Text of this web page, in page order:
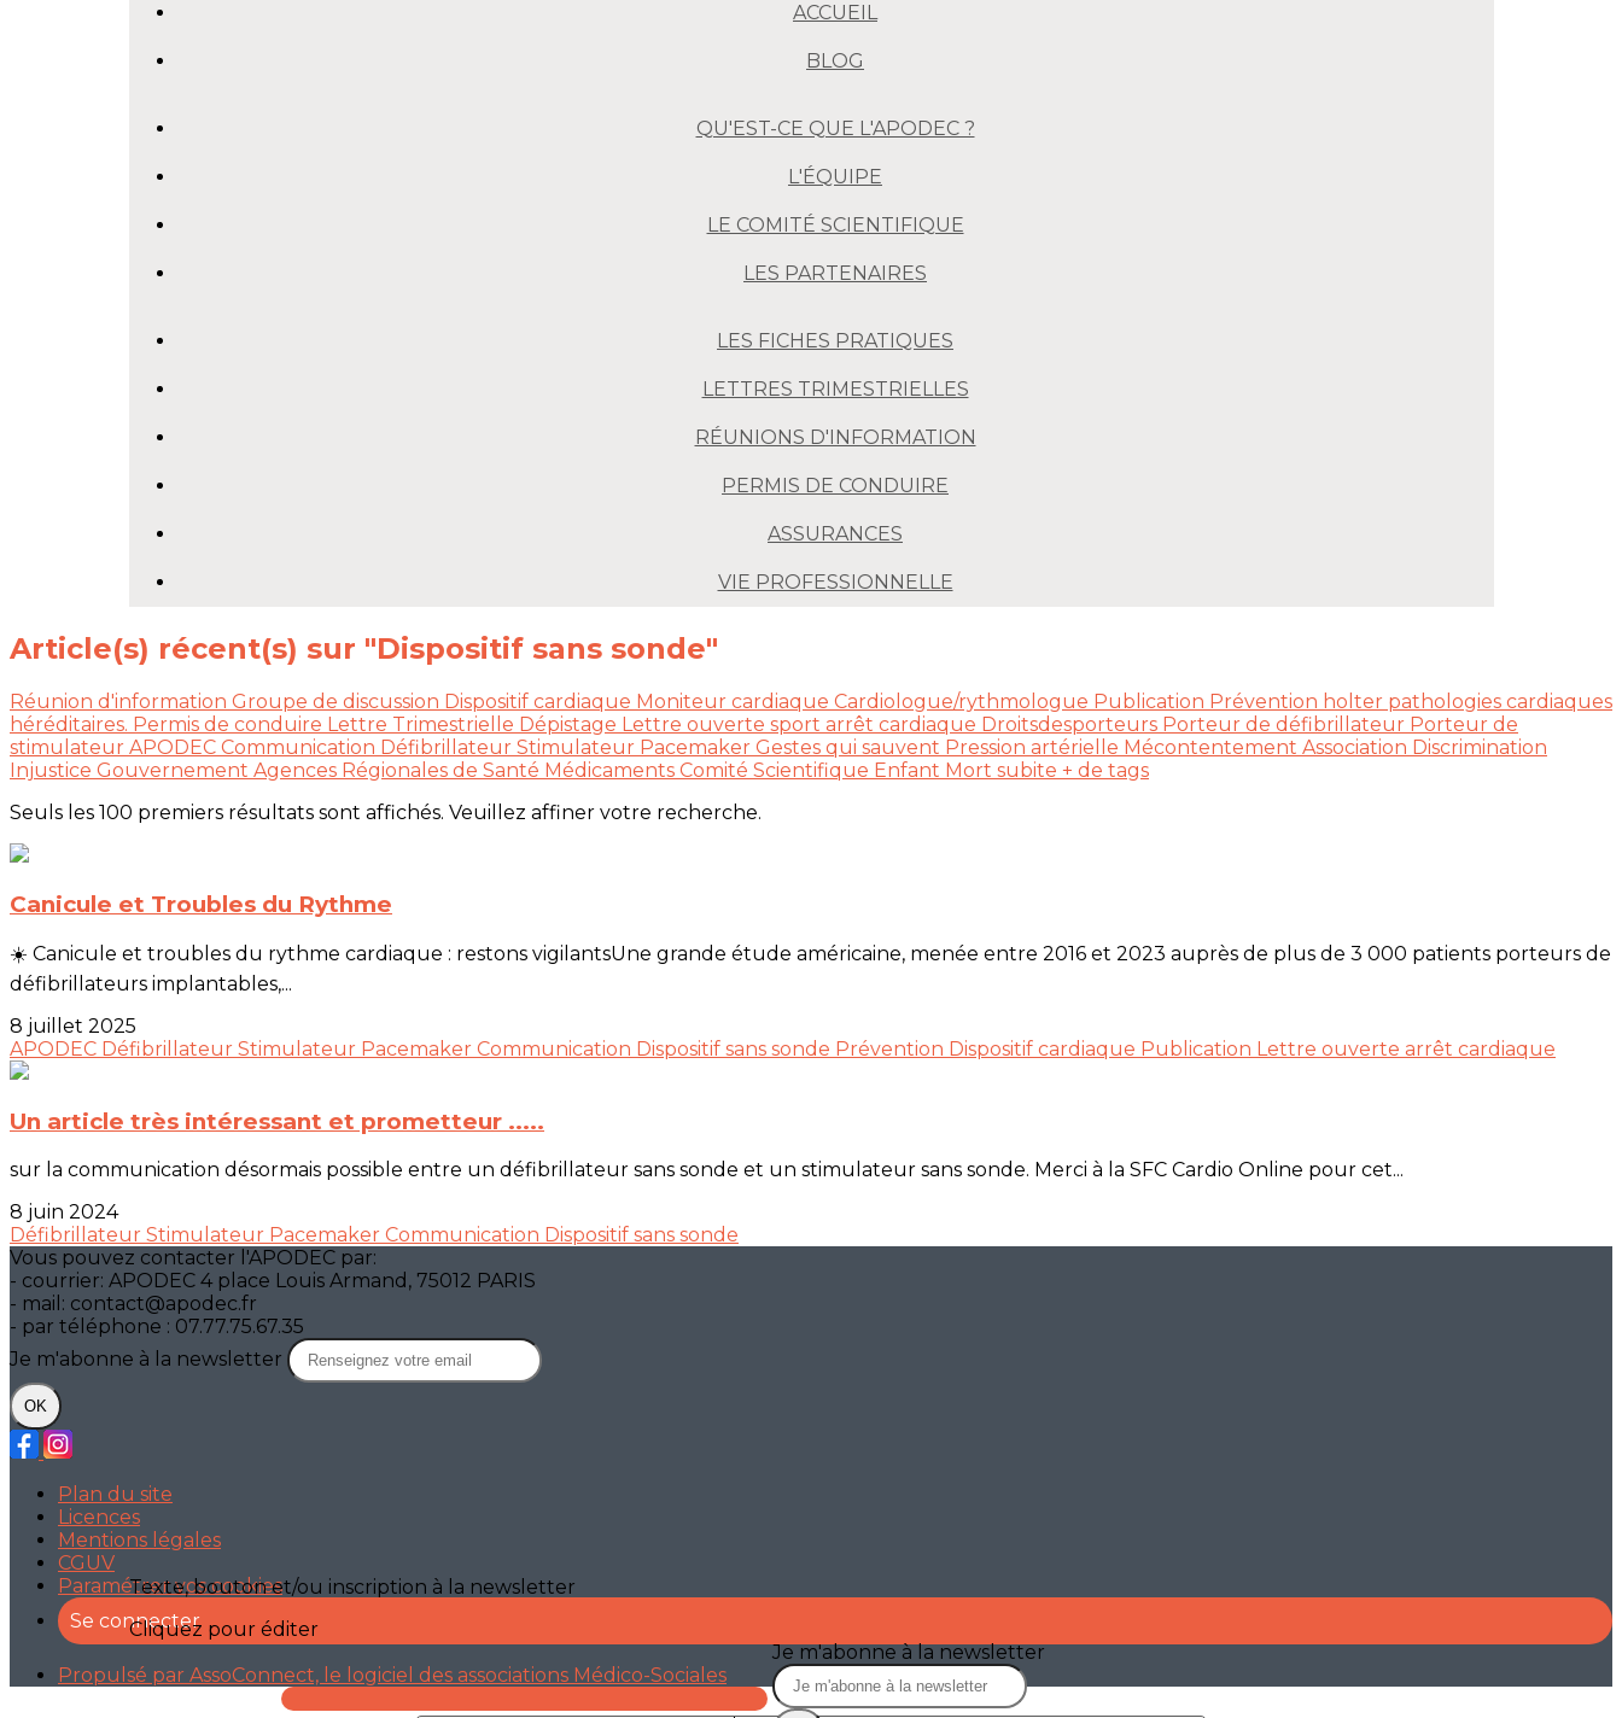
Texte, bouton et/ou inscription à la newsletter
Cliquez pour éditer
Je m'abonne à la newsletter
ACCUEIL
BLOG
QU'EST-CE QUE L'APODEC ?
L'ÉQUIPE
LE COMITÉ SCIENTIFIQUE
LES PARTENAIRES
LES FICHES PRATIQUES
LETTRES TRIMESTRIELLES
RÉUNIONS D'INFORMATION
PERMIS DE CONDUIRE
ASSURANCES
VIE PROFESSIONNELLE
Article(s) récent(s) sur "Dispositif sans sonde"
Réunion d'information Groupe de discussion Dispositif cardiaque Moniteur cardiaque Cardiologue/rythmologue Publication Prévention holter pathologies cardiaques
héréditaires. Permis de conduire Lettre Trimestrielle Dépistage Lettre ouverte sport arrêt cardiaque Droitsdesporteurs Porteur de défibrillateur Porteur de
stimulateur APODEC Communication Défibrillateur Stimulateur Pacemaker Gestes qui sauvent Pression artérielle Mécontentement Association Discrimination
Injustice Gouvernement Agences Régionales de Santé Médicaments Comité Scientifique Enfant Mort subite + de tags
Seuls les 100 premiers résultats sont affichés. Veuillez affiner votre recherche.
Canicule et Troubles du Rythme
☀️ Canicule et troubles du rythme cardiaque : restons vigilantsUne grande étude américaine, menée entre 2016 et 2023 auprès de plus de 3 000 patients porteurs de
défibrillateurs implantables,...
8 juillet 2025
APODEC Défibrillateur Stimulateur Pacemaker Communication Dispositif sans sonde Prévention Dispositif cardiaque Publication Lettre ouverte arrêt cardiaque
Un article très intéressant et prometteur .....
sur la communication désormais possible entre un défibrillateur sans sonde et un stimulateur sans sonde. Merci à la SFC Cardio Online pour cet...
8 juin 2024
Défibrillateur Stimulateur Pacemaker Communication Dispositif sans sonde
Vous pouvez contacter l'APODEC par:
- courrier: APODEC 4 place Louis Armand, 75012 PARIS
- mail: contact@apodec.fr
- par téléphone : 07.77.75.67.35
Je m'abonne à la newsletter
OK
Plan du site
Licences
Mentions légales
CGUV
Paramétrer vos cookies
Se connecter
Propulsé par AssoConnect, le logiciel des associations Médico-Sociales